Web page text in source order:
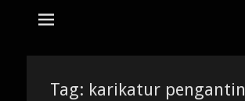
Tag: karikatur pengantin